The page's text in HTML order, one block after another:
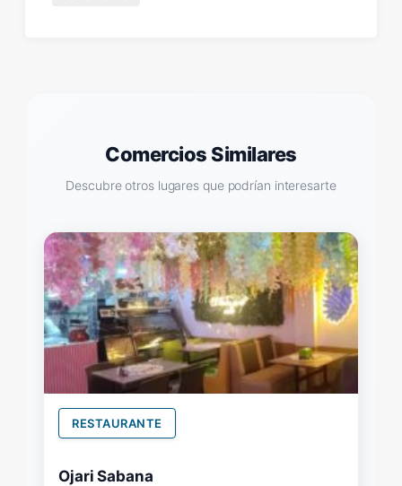
Comercios Similares
Descubre otros lugares que podrían interesarte
RESTAURANTE
Ojari Sabana